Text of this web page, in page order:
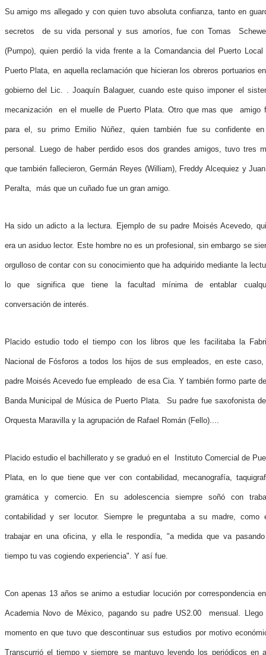
Su amigo ms allegado y con quien tuvo absoluta confianza, tanto en
secretos de su vida personal y sus amoríos, fue con Tomas
(Pumpo), quien perdió la vida frente a la Comandancia del Puerto Local
Puerto Plata, en aquella reclamación que hicieran los obreros portuarios
gobierno del Lic. . Joaquín Balaguer, cuando este quiso imponer el
mecanización en el muelle de Puerto Plata. Otro que mas que amigo
para el, su primo Emilio Núñez, quien también fue su confidente
personal. Luego de haber perdido esos dos grandes amigos, tuvo tres
que también fallecieron, Germán Reyes (William), Freddy Alcequiez y
Peralta, más que un cuñado fue un gran amigo.
Ha sido un adicto a la lectura. Ejemplo de su padre Moisés Acevedo,
era un asiduo lector. Este hombre no es un profesional, sin embargo se
orgulloso de contar con su conocimiento que ha adquirido mediante la
lo que significa que tiene la facultad mínima de entablar
conversación de interés.
Placido estudio todo el tiempo con los libros que les facilitaba la
Nacional de Fósforos a todos los hijos de sus empleados, en este caso,
padre Moisés Acevedo fue empleado de esa Cia. Y también formo parte
Banda Municipal de Música de Puerto Plata. Su padre fue saxofonista
Orquesta Maravilla y la agrupación de Rafael Román (Fello)....
Placido estudio el bachillerato y se graduó en el Instituto Comercial de
Plata, en lo que tiene que ver con contabilidad, mecanografía,
gramática y comercio. En su adolescencia siempre soñó con
contabilidad y ser locutor. Siempre le preguntaba a su madre, como
trabajar en una oficina, y ella le respondía, "a medida que va
tiempo tu vas cogiendo experiencia". Y así fue.
Con apenas 13 años se animo a estudiar locución por correspondencia
Academia Novo de México, pagando su padre US2.00 mensual. Llego
momento en que tuvo que descontinuar sus estudios por motivo
Transcurrió el tiempo y siempre se mantuvo leyendo los periódicos en